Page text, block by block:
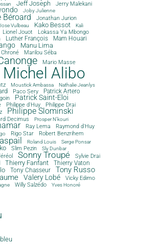
Jeff Joseph Jerry Malekani
Joby Julienne
Béroard Jonathan Jurion
Vulbeau Kako Bessot Kali
Lionel Jouot
Lokassa Ya Mbongo
Luther François Mam Houari
Manu Lima
Chroné Marilou Séba
Mario Masse
Michel Alibo
Moustick Ambassa Nathalie Jeanlys
Paco Sery
Patrick Artero
Patrick Saint-Eloi
Philippe d'Huy
Philippe Drai
Philippe Slominski
Decimus Prosper N'kouri
Ray Lema Raymond d'Huy
Rigo Star Robert Benzrihem
Roland Louis Serge Ponsar
Slim Pezin Sly Dunbar
Sonny Troupé Sylvie Drai
Thierry Fanfant Thierry Vaton
Tony Chasseur
Tony Russo
Valery Lobé Vicky Edimo
Willy Salzédo
Yves Honoré